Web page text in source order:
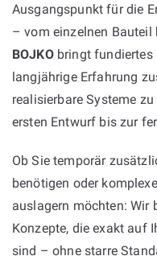
Ausgangspunkt für die
– vom einzelnen Bauteil
BOJKObringt fundiertes
langjährige Erfahrung
realisierbare Systeme
ersten Entwurf bis zur
Ob Sie temporär
benötigen oder
auslagern möchten: Wir
Konzepte, die exakt auf
sind – ohne starre